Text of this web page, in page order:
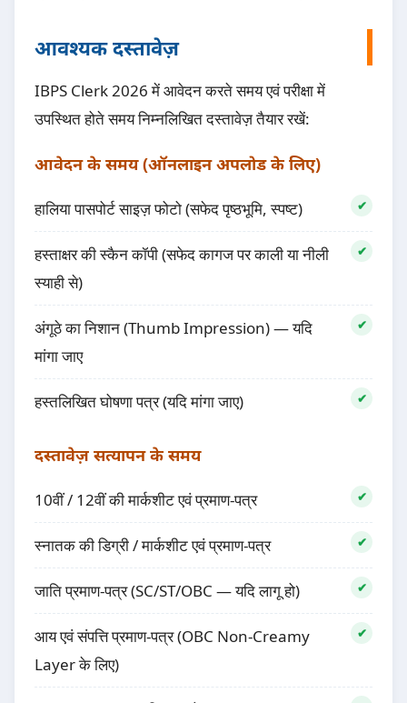
आवश्यक दस्तावेज़
IBPS Clerk 2026 में आवेदन करते समय एवं परीक्षा में
उपस्थित होते समय निम्नलिखित दस्तावेज़ तैयार रखें:
आवेदन के समय (ऑनलाइन अपलोड के लिए)
हालिया पासपोर्ट साइज़ फोटो (सफेद पृष्ठभूमि, स्पष्ट)
हस्ताक्षर की स्कैन कॉपी (सफेद कागज पर काली या नीली
स्याही से)
अंगूठे का निशान (Thumb Impression) — यदि
मांगा जाए
हस्तलिखित घोषणा पत्र (यदि मांगा जाए)
दस्तावेज़ सत्यापन के समय
10वीं / 12वीं की मार्कशीट एवं प्रमाण-पत्र
स्नातक की डिग्री / मार्कशीट एवं प्रमाण-पत्र
जाति प्रमाण-पत्र (SC/ST/OBC — यदि लागू हो)
आय एवं संपत्ति प्रमाण-पत्र (OBC Non-Creamy
Layer के लिए)